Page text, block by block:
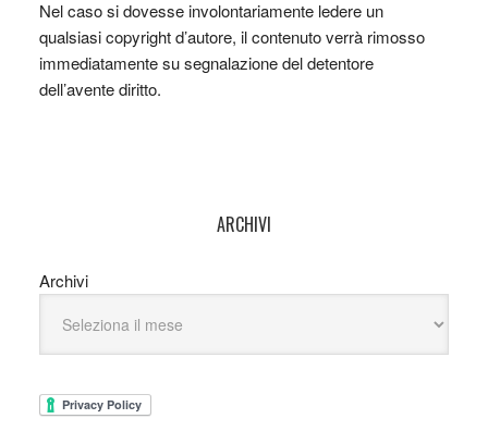
Nel caso si dovesse involontariamente ledere un
qualsiasi copyright d’autore, il contenuto verrà rimosso
immediatamente su segnalazione del detentore
dell’avente diritto.
ARCHIVI
Archivi